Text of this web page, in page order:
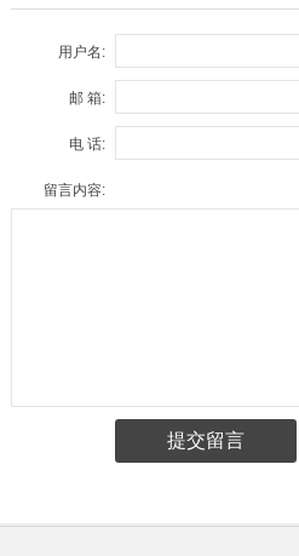
用户名:
邮 箱:
电 话:
留言内容: